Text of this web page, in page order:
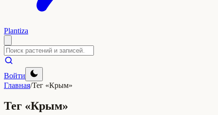
Plantiza
Войти
Главная/Тег «Крым»
Тег «Крым»